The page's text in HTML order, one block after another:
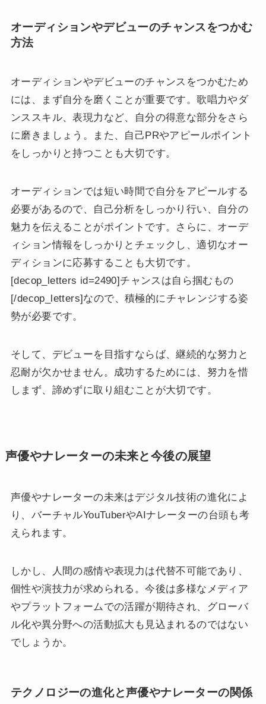
オーディションやデビューのチャンスをつかむ
方法
オーディションやデビューのチャンスをつかむため
には、まず自分を磨くことが重要です。歌唱力やダ
ンススキル、表現力など、自分の得意な部分をさら
に磨きましょう。また、自己PRやアピールポイント
をしっかりと持つことも大切です。
オーディションでは短い時間で自分をアピールする
必要があるので、自己分析をしっかり行い、自分の
魅力を伝えることがポイントです。さらに、オーデ
ィション情報をしっかりとチェックし、適切なオー
ディションに応募することも大切です。
[decop_letters id=2490]チャンスは自ら掴むもの
[/decop_letters]なので、積極的にチャレンジする姿
勢が必要です。
そして、デビューを目指すならば、継続的な努力と
忍耐が欠かせません。成功するためには、努力を惜
しまず、諦めずに取り組むことが大切です。
声優やナレーターの未来と今後の展望
声優やナレーターの未来はデジタル技術の進化によ
り、バーチャルYouTuberやAIナレーターの台頭も考
えられます。
しかし、人間の感情や表現力は代替不可能であり、
個性や演技力が求められる。今後は多様なメディア
やプラットフォームでの活躍が期待され、グローバ
ル化や異分野への活動拡大も見込まれるのではない
でしょうか。
テクノロジーの進化と声優やナレーターの関係